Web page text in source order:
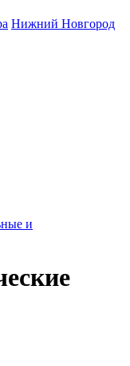
Нижний Новгород
и